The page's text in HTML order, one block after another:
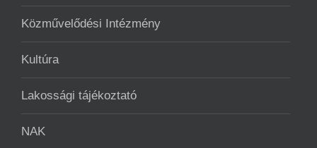
Közművelődési Intézmény
Kultúra
Lakossági tájékoztató
NAK